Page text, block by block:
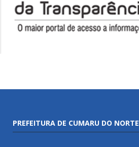
PREFEITURA DE CUMARU DO NORTE